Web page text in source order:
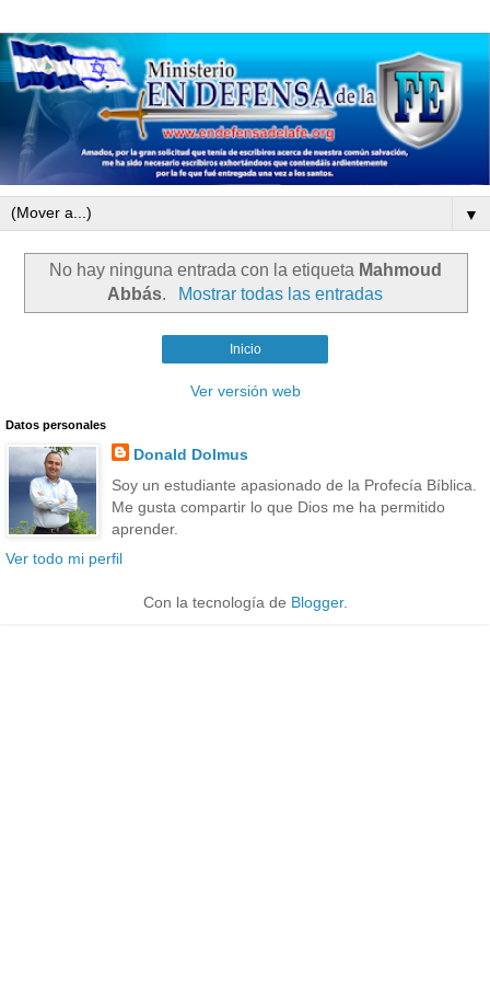
▼
No hay ninguna entrada con la etiqueta Mahmoud
Abbás. Mostrar todas las entradas
Inicio
Ver versión web
Datos personales
Donald Dolmus
Soy un estudiante apasionado de la Profecía Bíblica.
Me gusta compartir lo que Dios me ha permitido
aprender.
Ver todo mi perfil
Con la tecnología de Blogger.